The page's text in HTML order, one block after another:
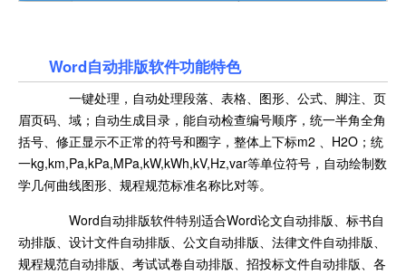
Word自动排版软件功能特色
一键处理，自动处理段落、表格、图形、公式、脚注、页
眉页码、域；自动生成目录，能自动检查编号顺序，统一半角全角
括号、修正显示不正常的符号和圈字，整体上下标m2 、H2O；统
一kg,km,Pa,kPa,MPa,kW,kWh,kV,Hz,var等单位符号，自动绘制数
学几何曲线图形、规程规范标准名称比对等。
Word自动排版软件特别适合Word论文自动排版、标书自
动排版、设计文件自动排版、公文自动排版、法律文件自动排版、
规程规范自动排版、考试试卷自动排版、招投标文件自动排版、各